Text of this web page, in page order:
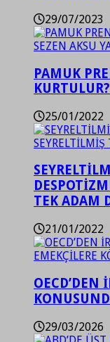
29/07/2023
PAMUK
25/01/2022
TEK ADAM
21/01/2022
OECD’DEN
29/03/2026